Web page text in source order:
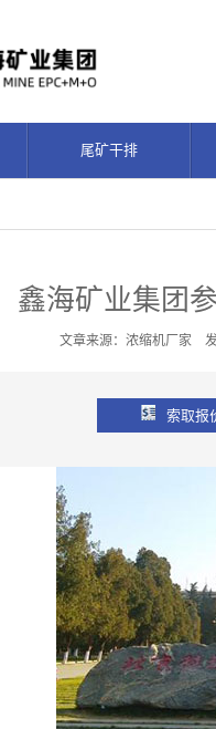
尾矿干排
鑫海矿业集团
文章来源：浓缩机厂家
索取报